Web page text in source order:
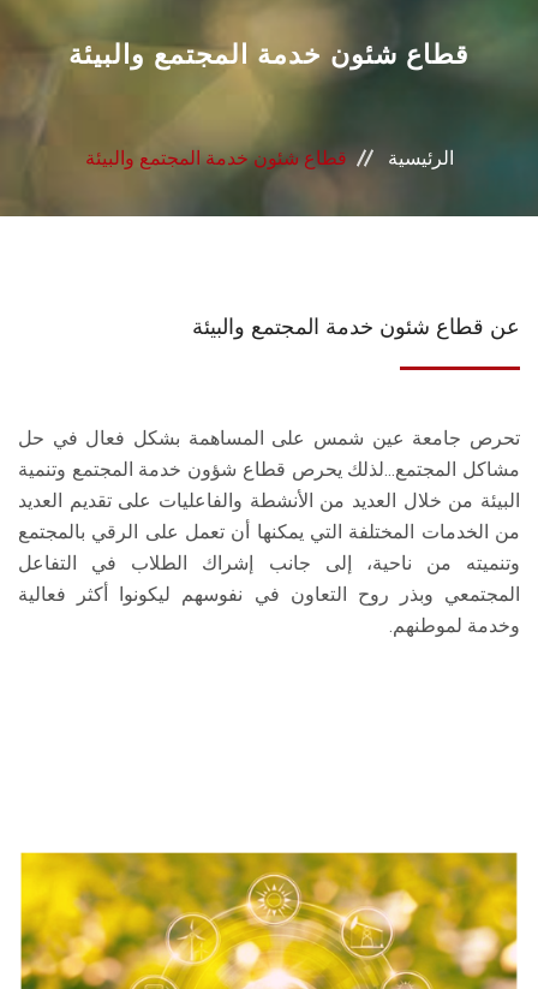
إدارات القطاع
تواصل معنا
قطاع شئون خدمة المجتمع والبيئة
الرئيسية قطاع شئون خدمة المجتمع والبيئة
عن قطاع شئون خدمة المجتمع والبيئة
تحرص جامعة عين شمس على المساهمة بشكل فعال في حل
مشاكل المجتمع...لذلك يحرص قطاع شؤون خدمة المجتمع وتنمية
البيئة من خلال العديد من الأنشطة والفاعليات على تقديم العديد
من الخدمات المختلفة التي يمكنها أن تعمل على الرقي بالمجتمع
وتنميته من ناحية، إلى جانب إشراك الطلاب في التفاعل
المجتمعي وبذر روح التعاون في نفوسهم ليكونوا أكثر فعالية
وخدمة لموطنهم.